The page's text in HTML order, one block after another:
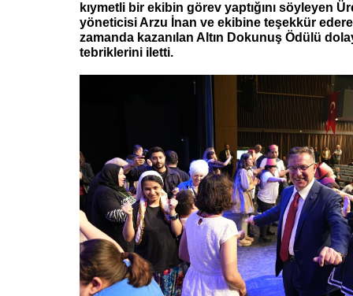
kıymetli bir ekibin görev yaptığını söyleyen
yöneticisi Arzu İnan ve ekibine teşekkür
zamanda kazanılan Altın Dokunuş Ödülü
tebriklerini iletti.